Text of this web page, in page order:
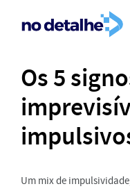
Os 5
Um mix de